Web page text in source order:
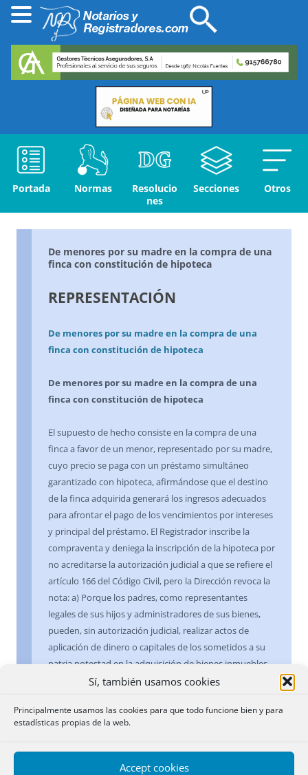
Sí, también usamos cookies
Principalmente usamos las cookies para que todo funcione bien y para
estadísticas propias de la web.
Accept cookies
Portada Normas
Resolucio
nes
Secciones Otros
De menores por su madre en la compra de una
finca con constitución de hipoteca
REPRESENTACIÓN
De menores por su madre en la compra de una
finca con constitución de hipoteca
De menores por su madre en la compra de una
finca con constitución de hipoteca
El supuesto de hecho consiste en la compra de una
finca a favor de un menor, representado por su madre,
cuyo precio se paga con un préstamo simultáneo
garantizado con hipoteca, afirmándose que el destino
de la finca adquirida generará los ingresos adecuados
para afrontar el pago de los vencimientos por intereses
y principal del préstamo. El Registrador inscribe la
compraventa y deniega la inscripción de la hipoteca por
no acreditarse la autorización judicial a que se refiere el
artículo 166 del Código Civil, pero la Dirección revoca la
nota: a) Porque los padres, como representantes
legales de sus hijos y administradores de sus bienes,
pueden, sin autorización judicial, realizar actos de
aplicación de dinero o capitales de los sometidos a su
patria potestad en la adquisición de bienes inmuebles
(artículo 154 del Código Civil); b) El negocio concluido
naturaleza unitaria, porque entre los elementos
heterogéneos que lo constituyen hay una íntima
diversas declaraciones emitidas que confluyen en un